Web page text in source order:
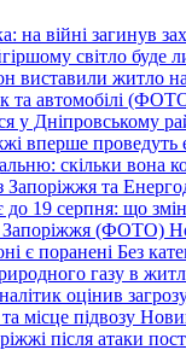
війні загинув
світло буде
виставили
та автомобілі
у Дніпровському
вперше проведуть
скільки
Запоріжжя та
19 серпня: що
Запоріжжя (ФОТО)
є поранені Без
газу в
оцінив
місце підвозу
після атаки